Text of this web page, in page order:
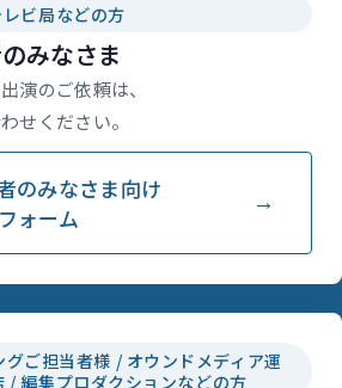
ビ局などの方
みなさま
演のご依頼は、
せください。
のみなさま向け
ォーム
ご担当者様 / オウンドメディア運
/ 編集プロダクションなどの方